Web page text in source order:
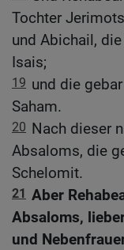
Tochter
und Abichail,
Isais;
19 und die
Saham.
20 Nach dieser
Absaloms, die
Schelomit.
21 Aber
Absaloms,
und